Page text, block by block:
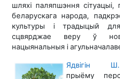
шляхі паляпшэння
беларускага народа,
культуры і традыцый для
сцвярджае веру ў
нацыянальныя і
Ядвігін Ш.
прыёму